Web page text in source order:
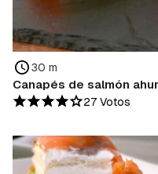
30 m
Canapés de salmón
27 Votos